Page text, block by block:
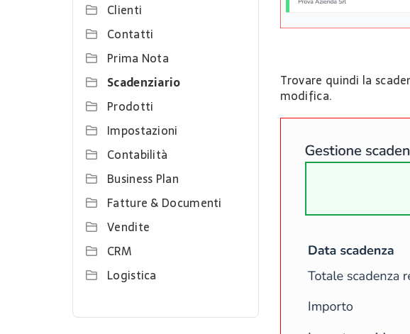
Clienti
Contatti
Prima Nota
Scadenziario
Prodotti
Impostazioni
Contabilità
Business Plan
Fatture & Documenti
Vendite
CRM
Logistica
Trovare quindi la
modifica.